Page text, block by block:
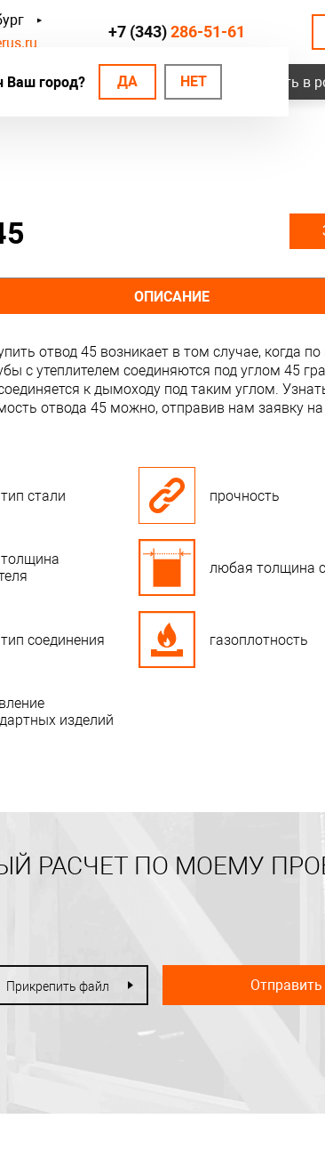
Ваш город? ДА НЕТ
+7 (343)286-51-61
объекты Контакты Купить в
ОПИСАНИЕ
отвод 45 возникает в том случае, когда по
с утеплителем соединяются под углом 45
к дымоходу под таким углом.
отвода 45 можно, отправив нам заявку
стали прочность
любая толщина
соединения газоплотность
изделий
РАСЧЕТ ПО МОЕМУ
Прикрепить файл